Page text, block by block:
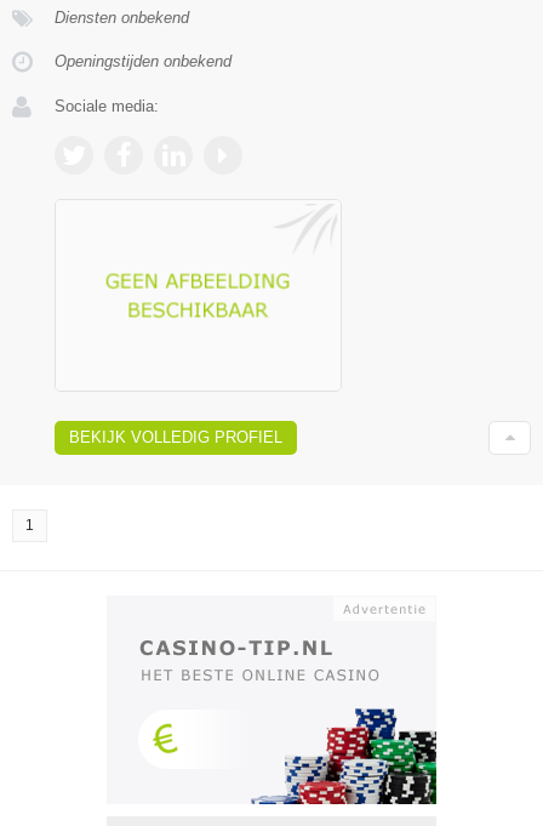
Diensten onbekend
Openingstijden onbekend
Sociale media:
BEKIJK VOLLEDIG PROFIEL
1